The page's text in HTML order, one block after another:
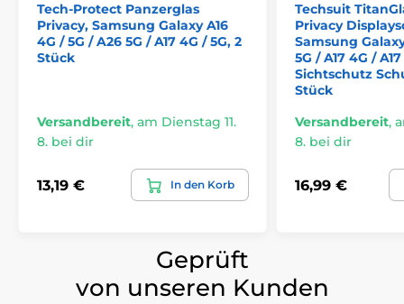
Tech-Protect Panzerglas
Privacy, Samsung Galaxy A16
4G / 5G / A26 5G / A17 4G / 5G, 2
Stück
Versandbereit, am Dienstag 11.
8. bei dir
13,19 € In den Korb
Techsuit
Privacy
Samsung
5G / A17 4G /
Sichtschutz
Stück
Versandbereit,
8. bei dir
16,99 €
Geprüft
von unseren Kunden